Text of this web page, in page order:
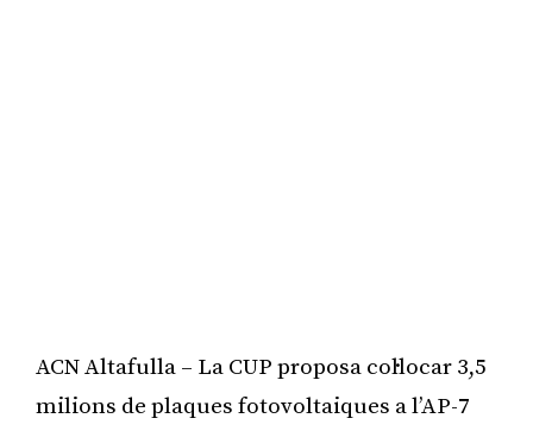
ACN Altafulla – La CUP proposa col·locar 3,5
milions de plaques fotovoltaiques a l’AP-7